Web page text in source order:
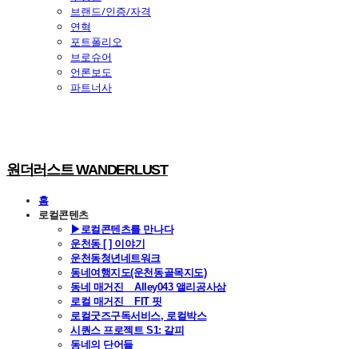
브랜드/인증/자격
연혁
포트폴리오
브로슈어
언론보도
파트너사
원더러스트 WANDERLUST
홈
로컬콘텐츠
▶로컬콘텐츠를 만나다
운천동 [ ] 이야기
운천동청년네트워크
동네여행지도(운천동골목지도)
동네 매거진 _ Alley043 앨리공사삼
로컬 매거진 _ FIT 핏
로컬굿즈구독서비스, 로컬박스
시퀀스 프로젝트 S1: 갈피
동네의 단어들